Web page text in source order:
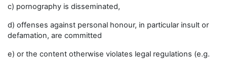
c) pornography is disseminated,
d) offenses against personal honour, in particular insult or
defamation, are committed
e) or the content otherwise violates legal regulations (e.g.